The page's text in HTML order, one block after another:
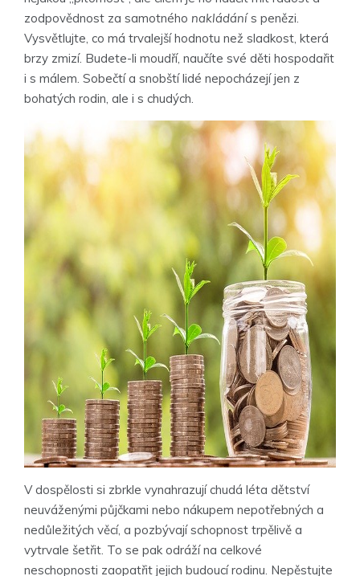
zodpovědnost za samotného nakládánís penězi.
Vysvětlujte, co má trvalejší hodnotu než sladkost, která
brzy zmizí. Budete-li moudří, naučíte své děti hospodařit
i s málem. Sobečtí a snobští lidé nepocházejí jen z
bohatých rodin, ale i s chudých.
V dospělosti si zbrkle vynahrazují chudá léta dětství
neuváženými půjčkami nebo nákupem nepotřebných a
nedůležitých věcí, a pozbývají schopnost trpělivě a
vytrvale šetřit. To se pak odráží na celkové
neschopnosti zaopatřit jejich budoucí rodinu. Nepěstujte